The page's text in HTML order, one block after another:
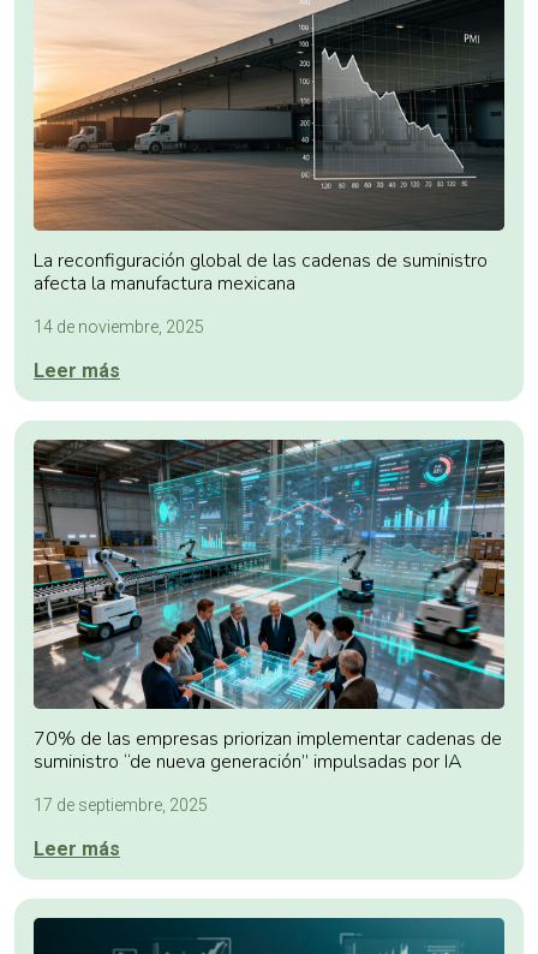
La reconfiguración global de las cadenas de suministro
afecta la manufactura mexicana
14 de noviembre, 2025
Leer más
70% de las empresas priorizan implementar cadenas de
suministro “de nueva generación” impulsadas por IA
17 de septiembre, 2025
Leer más